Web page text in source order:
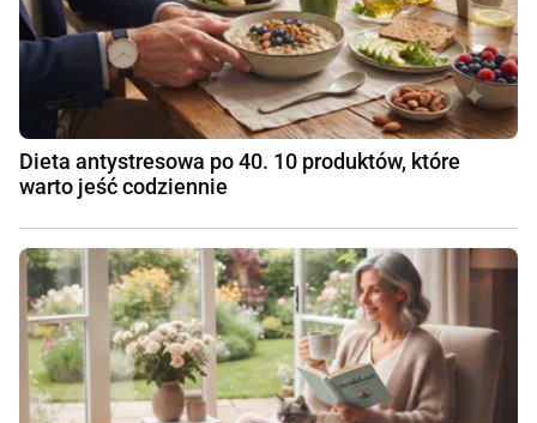
Dieta antystresowa po 40. 10 produktów, które
warto jeść codziennie